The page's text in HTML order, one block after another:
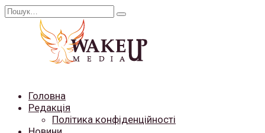
Перейти
Search
Головна
Редакція
Політика конфіденційності